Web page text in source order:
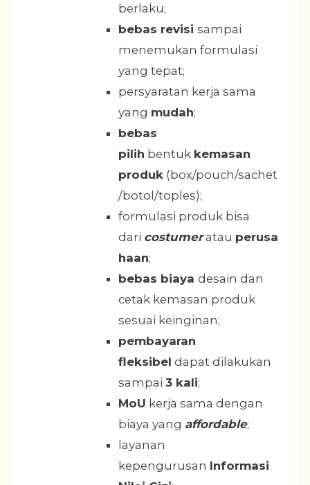
berlaku;
bebas revisi sampai
menemukan formulasi
yang tepat;
persyaratan kerja sama
yang mudah;
bebas
pilih bentuk kemasan
produk (box/pouch/sachet
/botol/toples);
formulasi produk bisa
dari costumeratau perusa
haan;
bebas biaya desain dan
cetak kemasan produk
sesuai keinginan;
pembayaran
fleksibel dapat dilakukan
sampai 3 kali;
MoU kerja sama dengan
biaya yang affordable;
layanan
kepengurusan Informasi